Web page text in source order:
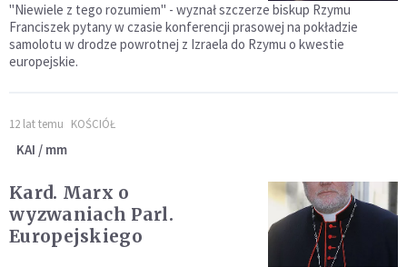
"Niewiele z tego rozumiem" - wyznał szczerze biskup Rzymu
Franciszek pytany w czasie konferencji prasowej na pokładzie
samolotu w drodze powrotnej z Izraela do Rzymu o kwestie
europejskie.
12 lat temu KOŚCIÓŁ
KAI / mm
Kard. Marx o
wyzwaniach Parl.
Europejskiego